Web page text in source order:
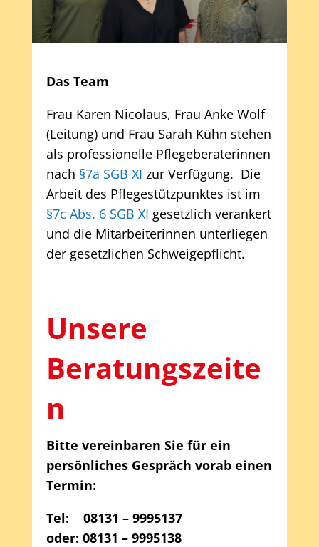
Das Team
Frau Karen Nicolaus, Frau Anke Wolf
(Leitung) und Frau Sarah Kühn stehen
als professionelle Pflegeberaterinnen
nach §7a SGB XI zur Verfügung. Die
Arbeit des Pflegestützpunktes ist im
§7c Abs. 6 SGB XI gesetzlich verankert
und die Mitarbeiterinnen unterliegen
der gesetzlichen Schweigepflicht.
Unsere
Beratungszeite
n
Bitte vereinbaren Sie für ein
persönliches Gespräch vorab einen
Termin:
Tel: 08131 – 9995137
oder: 08131 – 9995138